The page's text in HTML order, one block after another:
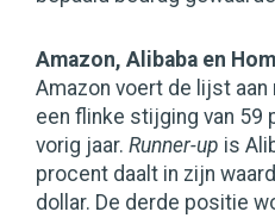
Amazon, Alibaba en
Amazon voert de lijst
een flinke stijging van 59
vorig jaar. Runner-up is
procent daalt in zijn
dollar. De derde positie